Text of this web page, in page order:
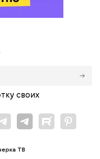
своих
ТВ